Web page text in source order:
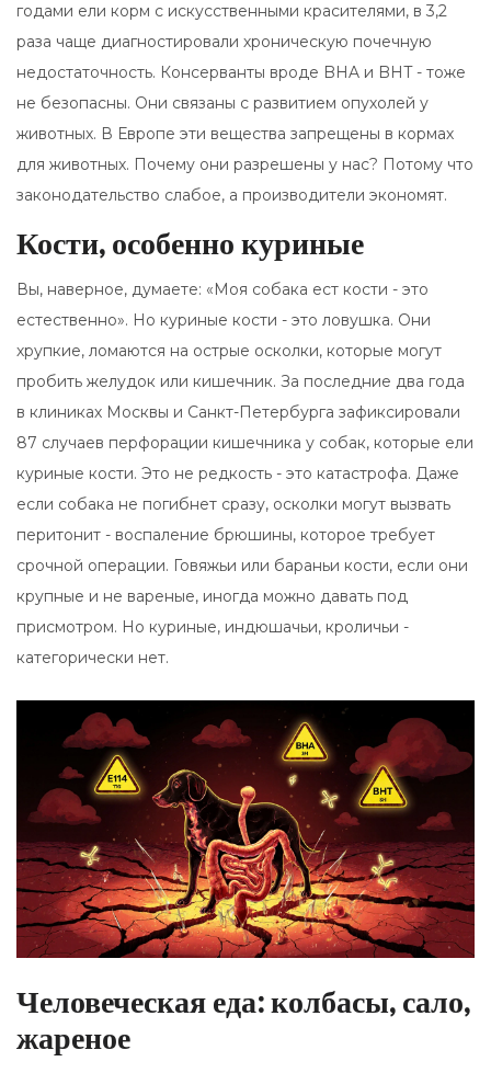
годами ели корм с искусственными красителями, в 3,2
раза чаще диагностировали хроническую почечную
недостаточность. Консерванты вроде BHA и BHT - тоже
не безопасны. Они связаны с развитием опухолей у
животных. В Европе эти вещества запрещены в кормах
для животных. Почему они разрешены у нас? Потому что
законодательство слабое, а производители экономят.
Кости, особенно куриные
Вы, наверное, думаете: «Моя собака ест кости - это
естественно». Но куриные кости - это ловушка. Они
хрупкие, ломаются на острые осколки, которые могут
пробить желудок или кишечник. За последние два года
в клиниках Москвы и Санкт-Петербурга зафиксировали
87 случаев перфорации кишечника у собак, которые ели
куриные кости. Это не редкость - это катастрофа. Даже
если собака не погибнет сразу, осколки могут вызвать
перитонит - воспаление брюшины, которое требует
срочной операции. Говяжьи или бараньи кости, если они
крупные и не вареные, иногда можно давать под
присмотром. Но куриные, индюшачьи, кроличьи -
категорически нет.
Человеческая еда: колбасы, сало,
жареное